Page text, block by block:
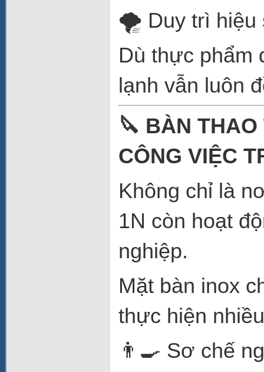
🌪️ Duy trì hiệu
Dù thực phẩm
lạnh vẫn luôn
🔪 BÀN
CÔNG VIỆC
Không chỉ là
1N còn hoạt
nghiệp.
Mặt bàn inox
thực hiện
👨‍🍳 Sơ chế